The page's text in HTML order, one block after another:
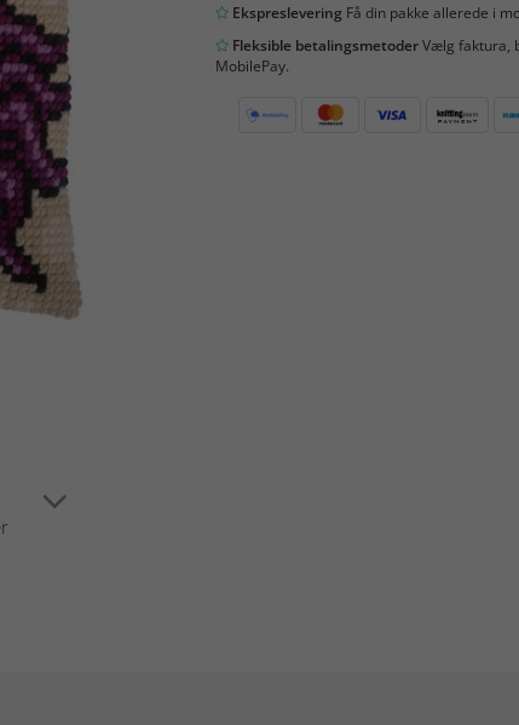
EkspresleveringFå din pakke allerede i
Fleksible betalingsmetoderVælg faktura,
MobilePay.